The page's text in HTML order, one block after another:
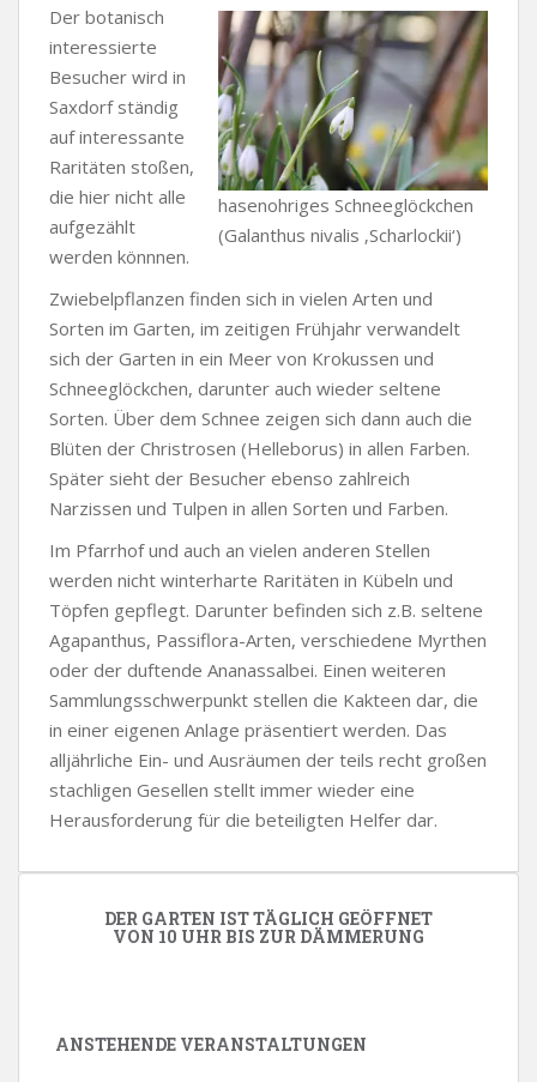
hasenohriges Schneeglöckchen
(Galanthus nivalis ‚Scharlockii‘)
Der botanisch
interessierte
Besucher wird in
Saxdorf ständig
auf interessante
Raritäten stoßen,
die hier nicht alle
aufgezählt
werden könnnen.
Zwiebelpflanzen finden sich in vielen Arten und
Sorten im Garten, im zeitigen Frühjahr verwandelt
sich der Garten in ein Meer von Krokussen und
Schneeglöckchen, darunter auch wieder seltene
Sorten. Über dem Schnee zeigen sich dann auch die
Blüten der Christrosen (Helleborus) in allen Farben.
Später sieht der Besucher ebenso zahlreich
Narzissen und Tulpen in allen Sorten und Farben.
Im Pfarrhof und auch an vielen anderen Stellen
werden nicht winterharte Raritäten in Kübeln und
Töpfen gepflegt. Darunter befinden sich z.B. seltene
Agapanthus, Passiflora-Arten, verschiedene Myrthen
oder der duftende Ananassalbei. Einen weiteren
Sammlungsschwerpunkt stellen die Kakteen dar, die
in einer eigenen Anlage präsentiert werden. Das
alljährliche Ein- und Ausräumen der teils recht großen
stachligen Gesellen stellt immer wieder eine
Herausforderung für die beteiligten Helfer dar.
DER GARTEN IST TÄGLICH GEÖFFNET
VON 10 UHR BIS ZUR DÄMMERUNG
ANSTEHENDE VERANSTALTUNGEN